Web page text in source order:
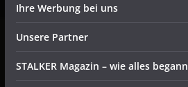
Ihre Werbung bei uns
Unsere Partner
STALKER Magazin – wie alles begann